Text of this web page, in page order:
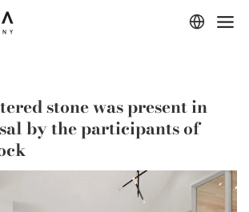
stone was present in
by the participants of